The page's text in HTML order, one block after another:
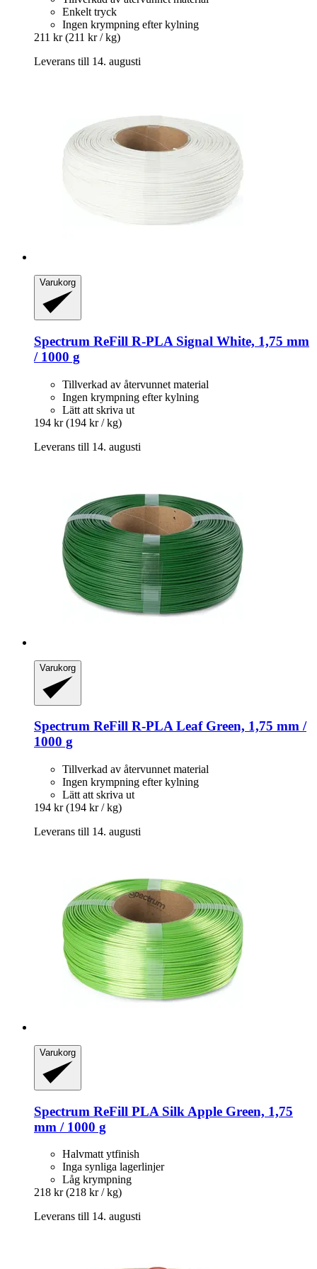
Enkelt tryck
Ingen krympning efter kylning
211 kr (211 kr / kg)
Leverans till 14. augusti
Varukorg
Spectrum ReFill R-​PLA Signal White, 1,75 mm
/ 1000 g
Tillverkad av återvunnet material
Ingen krympning efter kylning
Lätt att skriva ut
194 kr (194 kr / kg)
Leverans till 14. augusti
Varukorg
Spectrum ReFill R-​PLA Leaf Green, 1,75 mm /
1000 g
Tillverkad av återvunnet material
Ingen krympning efter kylning
Lätt att skriva ut
194 kr (194 kr / kg)
Leverans till 14. augusti
Varukorg
Spectrum ReFill PLA Silk Apple Green, 1,75
mm / 1000 g
Halvmatt ytfinish
Inga synliga lagerlinjer
Låg krympning
218 kr (218 kr / kg)
Leverans till 14. augusti